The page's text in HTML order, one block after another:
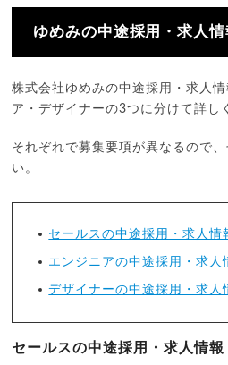
ゆめみの中途採用・求人情
株式会社ゆめみの中途採用・求人
ア・デザイナーの3つに分けて詳し
それぞれで募集要項が異なるので
い。
セールスの中途採用・求人情
エンジニアの中途採用・求人
デザイナーの中途採用・求人
セールスの中途採用・求人情報